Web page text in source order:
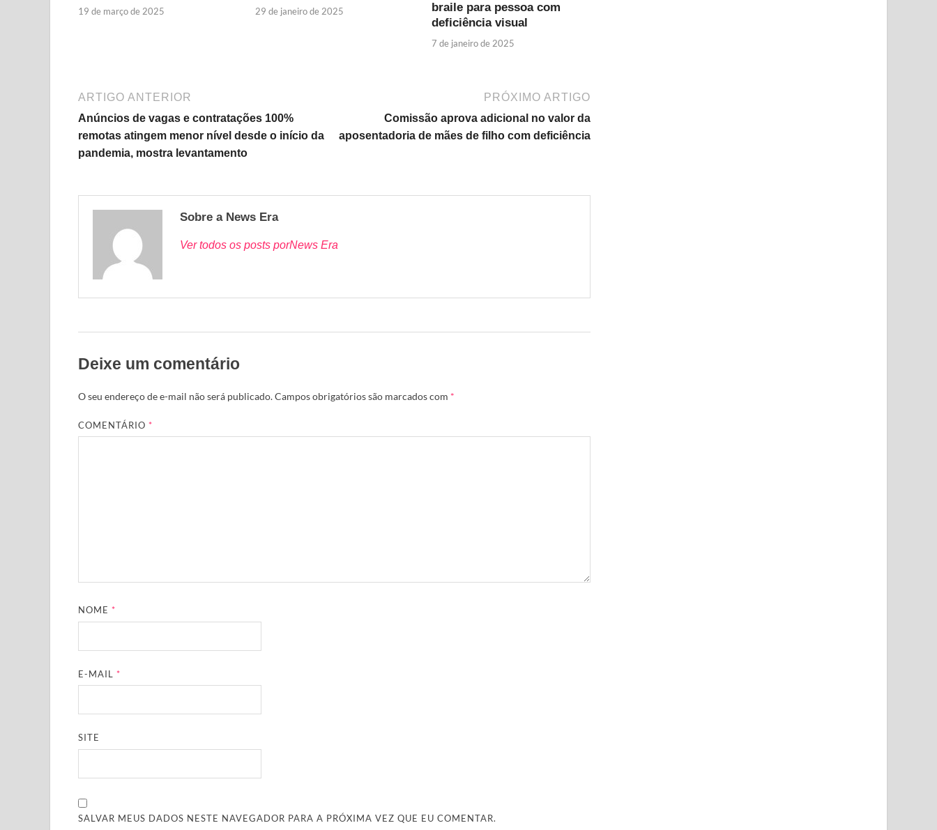
19 de março de 2025 29 de janeiro de 2025
braile para pessoa com
deficiência visual
7 de janeiro de 2025
ARTIGO ANTERIOR
Anúncios de vagas e contratações 100%
remotas atingem menor nível desde o início da
pandemia, mostra levantamento
PRÓXIMO ARTIGO
Comissão aprova adicional no valor da
aposentadoria de mães de filho com deficiência
Sobre a News Era
Ver todos os posts porNews Era
Deixe um comentário
O seu endereço de e-mail não será publicado.Campos obrigatórios são marcados com *
COMENTÁRIO*
NOME*
E-MAIL*
SITE
SALVAR MEUS DADOS NESTE NAVEGADOR PARA A PRÓXIMA VEZ QUE EU COMENTAR.